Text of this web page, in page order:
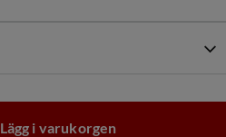
Lägg i varukorgen